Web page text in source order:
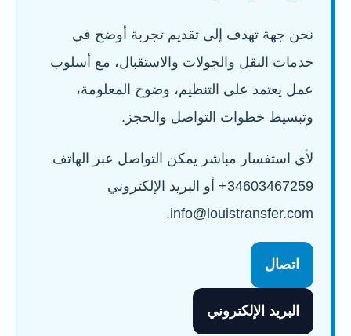
نحن جهة تهدف إلى تقديم تجربة أوضح في
خدمات النقل والجولات والاستقبال، مع أسلوب
عمل يعتمد على التنظيم، وضوح المعلومة،
وتبسيط خطوات التواصل والحجز.
لأي استفسار مباشر يمكن التواصل عبر الهاتف
34603467259+ أو البريد الإلكتروني
info@louistransfer.com.
اتصال
البريد الإلكتروني